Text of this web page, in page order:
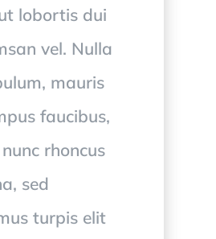
lobortis dui
vel. Nulla
mauris
faucibus,
rhoncus
sed
turpis elit